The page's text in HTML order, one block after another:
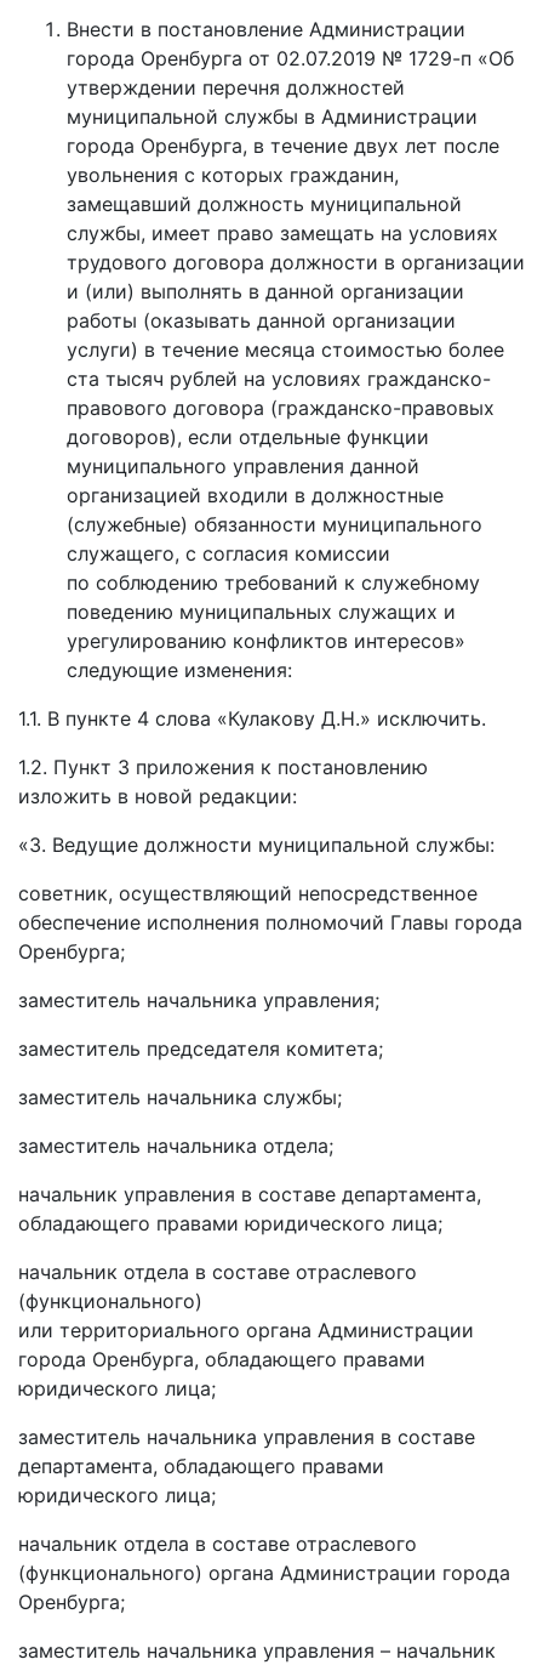
Внести в постановление Администрации
города Оренбурга от 02.07.2019 № 1729-п «Об
утверждении перечня должностей
муниципальной службы в Администрации
города Оренбурга, в течение двух лет после
увольнения с которых гражданин,
замещавший должность муниципальной
службы, имеет право замещать на условиях
трудового договора должности в организации
и (или) выполнять в данной организации
работы (оказывать данной организации
услуги) в течение месяца стоимостью более
ста тысяч рублей на условиях гражданско-
правового договора (гражданско-правовых
договоров), если отдельные функции
муниципального управления данной
организацией входили в должностные
(служебные) обязанности муниципального
служащего, с согласия комиссии
по соблюдению требований к служебному
поведению муниципальных служащих и
урегулированию конфликтов интересов»
следующие изменения:
1.1. В пункте 4 слова «Кулакову Д.Н.» исключить.
1.2. Пункт 3 приложения к постановлению
изложить в новой редакции:
«3. Ведущие должности муниципальной службы:
советник, осуществляющий непосредственное
обеспечение исполнения полномочий Главы города
Оренбурга;
заместитель начальника управления;
заместитель председателя комитета;
заместитель начальника службы;
заместитель начальника отдела;
начальник управления в составе департамента,
обладающего правами юридического лица;
начальник отдела в составе отраслевого
(функционального)
или территориального органа Администрации
города Оренбурга, обладающего правами
юридического лица;
заместитель начальника управления в составе
департамента, обладающего правами
юридического лица;
начальник отдела в составе отраслевого
(функционального) органа Администрации города
Оренбурга;
заместитель начальника управления – начальник